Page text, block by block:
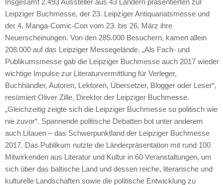
Insgesamt 2.493 Aussteller aus 43 Ländern präsentierten zur
Leipziger Buchmesse, der 23. Leipziger Antiquariatsmesse und
der 4. Manga-Comic-Con vom 23. bis 26. März ihre
Neuerscheinungen. Von den 285.000 Besuchern, kamen allein
208.000 auf das Leipziger Messegelände. „Als Fach- und
Publikumsmesse gab die Leipziger Buchmesse auch 2017 wieder
wichtige Impulse zur Literaturvermittlung für Verleger,
Buchhändler, Autoren, Lektoren, Übersetzer, Blogger oder Leser“,
resümiert Oliver Zille, Direktor der Leipziger Buchmesse.
„Gleichzeitig zeigte sich die Leipziger Buchmesse so politisch wie
nie zuvor“. Spannende politische Debatten bot unter anderem
auch Litauen – das Schwerpunktland der Leipziger Buchmesse
2017. Das Publikum nutzte die Länderpräsentation mit rund 100
Mitwirkenden aus Literatur und Kultur in 60 Veranstaltungen, um
sich über das baltische Land und dessen reiche, literarische und
kulturelle Landschaften sowie die politische Entwicklung zu